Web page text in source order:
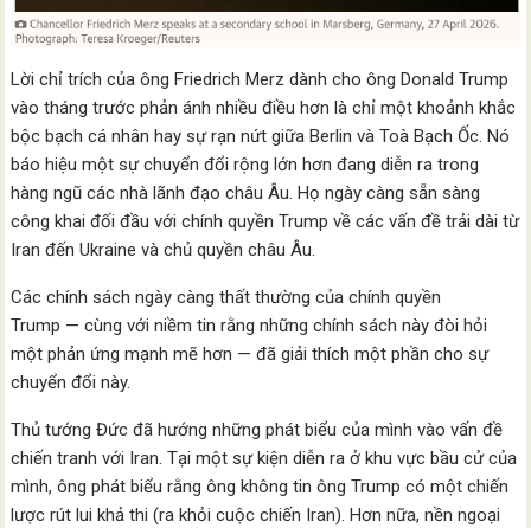
Lời chỉ trích của ông Friedrich Merz dành cho ông Donald Trump
vào tháng trước phản ánh nhiều điều hơn là chỉ một khoảnh khắc
bộc bạch cá nhân hay sự rạn nứt giữa Berlin và Toà Bạch Ốc. Nó
báo hiệu một sự chuyển đổi rộng lớn hơn đang diễn ra trong
hàng ngũ các nhà lãnh đạo châu Âu. Họ ngày càng sẵn sàng
công khai đối đầu với chính quyền Trump về các vấn đề trải dài từ
Iran đến Ukraine và chủ quyền châu Âu.
Các chính sách ngày càng thất thường của chính quyền
Trump — cùng với niềm tin rằng những chính sách này đòi hỏi
một phản ứng mạnh mẽ hơn — đã giải thích một phần cho sự
chuyển đổi này.
Thủ tướng Đức đã hướng những phát biểu của mình vào vấn đề
chiến tranh với Iran. Tại một sự kiện diễn ra ở khu vực bầu cử của
mình, ông phát biểu rằng ông không tin ông Trump có một chiến
lược rút lui khả thi (ra khỏi cuộc chiến Iran). Hơn nữa, nền ngoại